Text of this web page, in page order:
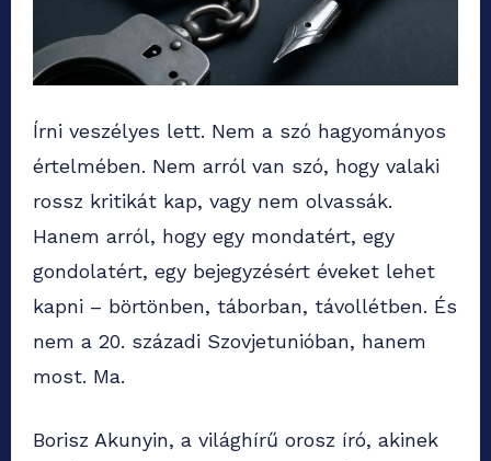
Írni veszélyes lett. Nem a szó hagyományos
értelmében. Nem arról van szó, hogy valaki
rossz kritikát kap, vagy nem olvassák.
Hanem arról, hogy egy mondatért, egy
gondolatért, egy bejegyzésért éveket lehet
kapni – börtönben, táborban, távollétben. És
nem a 20. századi Szovjetunióban, hanem
most. Ma.
Borisz Akunyin, a világhírű orosz író, akinek